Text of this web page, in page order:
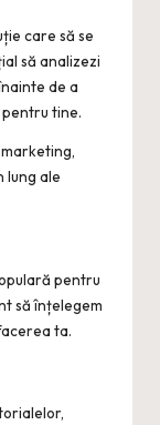
care să se
să analizezi
de a
tine.
lung ale
pentru
să înțelegem
ta.